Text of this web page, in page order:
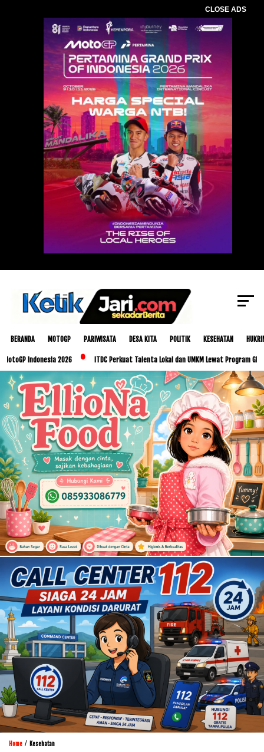
CLOSE ADS
BERANDA MOTOGP PARIWISATA DESA KITA POLITIK KESEHATAN
Indonesia 2026 ITDC Perkuat Talenta Lokal dan UMKM Lewat Program Glorious
Home / Kesehatan